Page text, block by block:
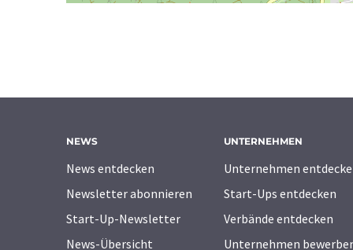
NEWS
News entdecken
Newsletter abonnieren
Start-Up-Newsletter
News-Übersicht
UNTERNEHMEN
Unternehmen
Start-Ups entdecken
Verbände entdecken
Unternehmen